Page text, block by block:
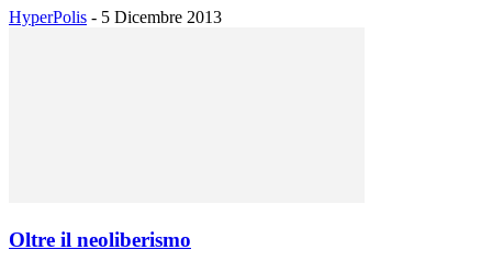
HyperPolis - 5 Dicembre 2013
Oltre il neoliberismo